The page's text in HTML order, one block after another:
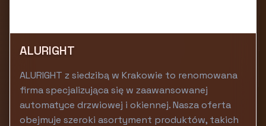
ALURIGHT
ALURIGHT z siedzibą w Krakowie to renomowana
firma specjalizująca się w zaawansowanej
automatyce drzwiowej i okiennej. Nasza oferta
obejmuje szeroki asortyment produktów, takich